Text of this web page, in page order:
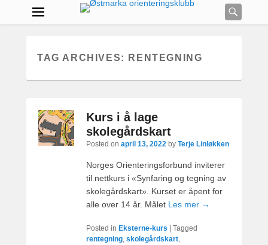
TAG ARCHIVES: RENTEGNING
Kurs i å lage
skolegårdskart
Posted on april 13, 2022 by Terje Linløkken
Norges Orienteringsforbund inviterer
til nettkurs i «Synfaring og tegning av
skolegårdskart». Kurset er åpent for
alle over 14 år. Målet Les mer →
Posted in Eksterne-kurs
Tagged
rentegning, skolegårdskart,